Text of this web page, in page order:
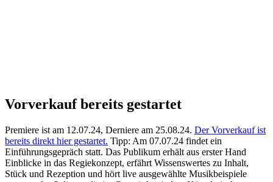
Vorverkauf bereits gestartet
Premiere ist am 12.07.24, Derniere am 25.08.24. Der Vorverkauf ist
bereits direkt hier gestartet. Tipp: Am 07.07.24 findet ein
Einführungsgepräch statt. Das Publikum erhält aus erster Hand
Einblicke in das Regiekonzept, erfährt Wissenswertes zu Inhalt,
Stück und Rezeption und hört live ausgewählte Musikbeispiele